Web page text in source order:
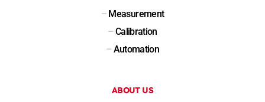
– Measurement
– Calibration
– Automation
ABOUT US